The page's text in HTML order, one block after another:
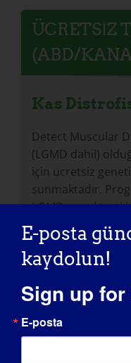
ÜCRETSIZ
(ABD/
Kas
Detect Muscular
(LGMD dahil)
için ücretsiz
sunmaktadır.
LGMD panel testi
Bu program, ABD
aşağıdakilerden
kas distrofisi
için mevcuttur:
Yüksek CK
Programından
E-posta
kaydolun!
Sign up
E-posta